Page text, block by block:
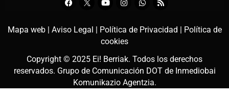
Mapa web | Aviso Legal | Política de Privacidad | Política de
cookies
Copyright © 2025 Ei! Berriak. Todos los derechos
reservados. Grupo de Comunicación DOT de Inmediobai
Komunikazio Agentzia.